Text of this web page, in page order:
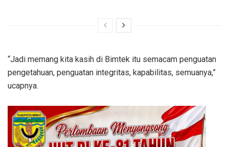
“Jadi memang kita kasih di Bimtek itu semacam penguatan
pengetahuan, penguatan integritas, kapabilitas, semuanya,”
ucapnya.